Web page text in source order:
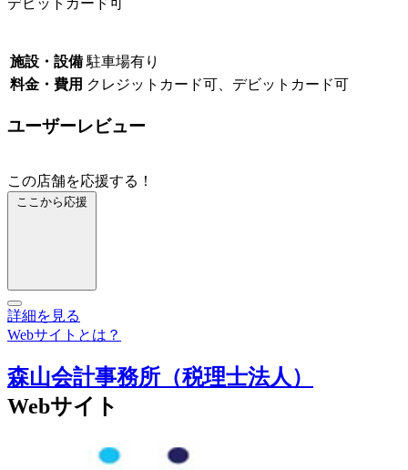
デビットカード可
施設・設備 駐車場有り
料金・費用 クレジットカード可、デビットカード可
ユーザーレビュー
この店舗を応援する！
ここから応援
詳細を見る
Webサイトとは？
森山会計事務所（税理士法人）
Webサイト